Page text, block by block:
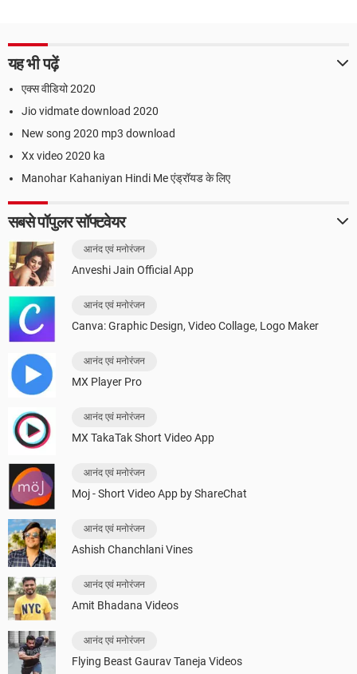
यह भी पढ़ें
एक्स वीडियो 2020
Jio vidmate download 2020
New song 2020 mp3 download
Xx video 2020 ka
Manohar Kahaniyan Hindi Me एंड्रॉयड के लिए
सबसे पॉपुलर सॉफ्टवेयर
आनंद एवं मनोरंजन
Anveshi Jain Official App
आनंद एवं मनोरंजन
Canva: Graphic Design, Video Collage, Logo Maker
आनंद एवं मनोरंजन
MX Player Pro
आनंद एवं मनोरंजन
MX TakaTak Short Video App
आनंद एवं मनोरंजन
Moj - Short Video App by ShareChat
आनंद एवं मनोरंजन
Ashish Chanchlani Vines
आनंद एवं मनोरंजन
Amit Bhadana Videos
आनंद एवं मनोरंजन
Flying Beast Gaurav Taneja Videos